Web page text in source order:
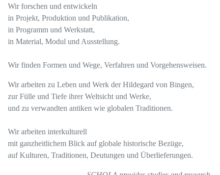
Wir forschen und entwickeln
in Projekt, Produktion und Publikation,
in Programm und Werkstatt,
in Material, Modul und Ausstellung.
Wir finden Formen und Wege, Verfahren und Vorgehensweisen.
Wir arbeiten zu Leben und Werk der Hildegard von Bingen,
zur Fülle und Tiefe ihrer Weltsicht und Werke,
und zu verwandten antiken wie globalen Traditionen.
Wir arbeiten interkulturell
mit ganzheitlichem Blick auf globale historische Bezüge,
auf Kulturen, Traditionen, Deutungen und Überlieferungen.